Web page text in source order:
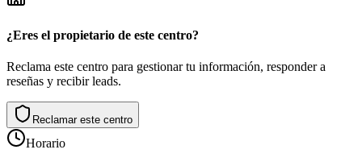
¿Eres el propietario de este centro?
Reclama este centro para gestionar tu información, responder a
reseñas y recibir leads.
Reclamar este centro
Horario